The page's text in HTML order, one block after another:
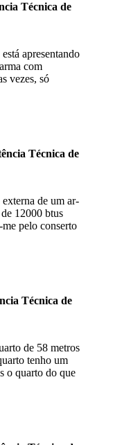
Técnica de
apresentando
com
vezes, só
Técnica de
de um ar-
12000 btus
me pelo conserto
Técnica de
de 58 metros
tenho um
o quarto do que